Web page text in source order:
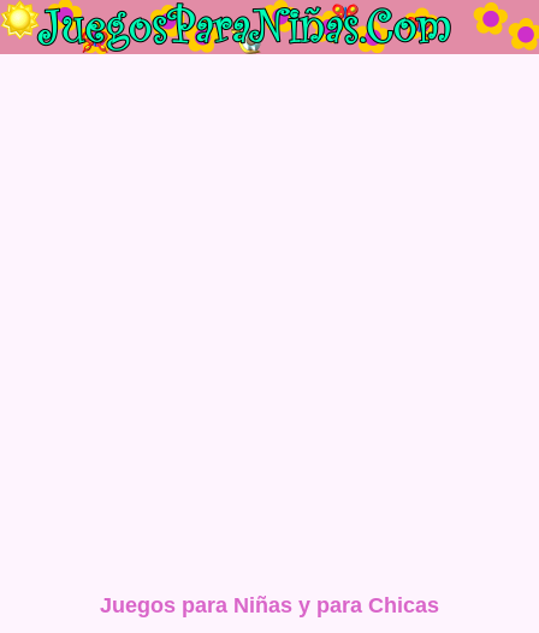
Juegos para Niñas y para Chicas